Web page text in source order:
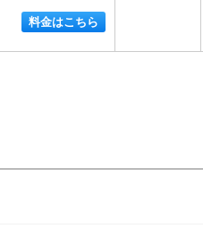
料金はこちら